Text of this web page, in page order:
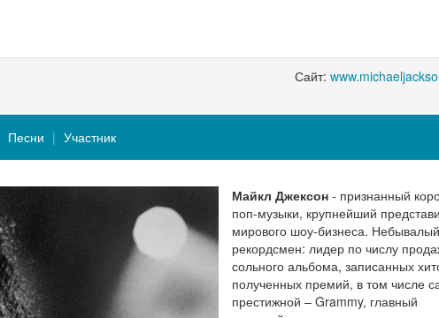
Сайт:
Песни Участник
Майкл Джексон- признанный
поп-музыки, крупнейший
мирового шоу-бизнеса. Небывалый
рекордсмен: лидер по числу
сольного альбома, записанных
полученных премий, в том числе
престижной – Grammy, главный